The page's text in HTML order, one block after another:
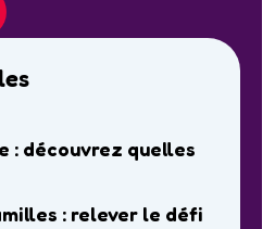
: découvrez quelles
: relever le défi